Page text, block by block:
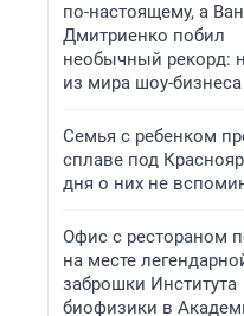
по-настоящему, а
Дмитриенко побил
необычный рекорд:
из мира шоу-бизнеса
Семья с ребенком
сплаве под
дня о них не
Офис с рестораном
на месте
заброшки Института
биофизики в